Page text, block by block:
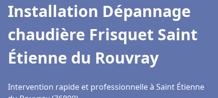
Installation Dépannage
chaudière Frisquet Saint
Étienne du Rouvray
Intervention rapide et professionnelle à Saint Étienne